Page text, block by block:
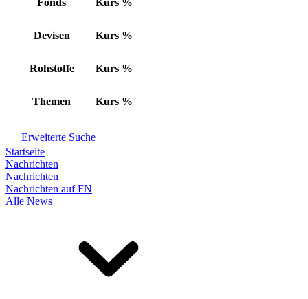
Fonds Kurs %
Devisen Kurs %
Rohstoffe Kurs %
Themen Kurs %
Erweiterte Suche
Startseite
Nachrichten
Nachrichten
Nachrichten auf FN
Alle News